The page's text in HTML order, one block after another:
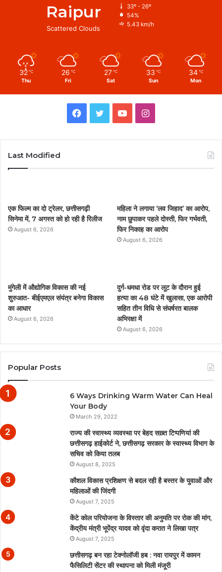
Raipur
Scattered Clouds
33º - 26º
54%
5.43 km/h
32 ℃
Thu
26 ℃
Fri
27 ℃
Sat
33 ℃
Sun
34 ℃
Mon
o
b
e
I
g
r
Last Modified
एक फिल्म का दो ट्रेलर, छत्तीसगढ़ी
सिनेमा में, 7 अगस्त को हो रही है रिलीज
August 6, 2026
महिला ने लगाया ‘लव जिहाद’ का आरोप,
नाम छुपाकर पहले दोस्ती, फिर गर्भवती,
फिर निकाह का आरोप
August 6, 2026
मुंगेली में औद्योगिक विकास की नई
शुरुआत- बीईएमएल संयंत्र बनेगा विकास
का आधार
August 6, 2026
दुर्ग-धमधा रोड पर लूट के दौरान हुई
हत्या का 48 घंटे में खुलासा, एक आरोपी
सहित तीन विधि से संघर्षरत बालक
अभिरक्षा में
August 6, 2026
Popular Posts
6 Ways Drinking Warm Water Can Heal
Your Body
March 29, 2022
राज्य की स्वास्थ्य व्यवस्था पर बेहद सख़्त टिप्पणियां की
छत्तीसगढ़ हाईकोर्ट ने, छत्तीसगढ़ सरकार के स्वास्थ्य विभाग के
सचिव को किया तलब
August 8, 2025
कौशल विकास प्रशिक्षण से बदल रही है बस्तर के युवाओं और
महिलाओं की जिंदगी
August 7, 2025
केंटे कोल परियोजना के विस्तार की अनुमति पर रोक की मांग,
केंद्रीय मंत्री भूपेंद्र यादव को वृंदा करात ने लिखा पत्र
August 7, 2025
छत्तीसगढ़ बन रहा टेक्नोलॉजी हब : नवा रायपुर में कामन
फैसिलिटी सेंटर की स्थापना को मिली मंजूरी